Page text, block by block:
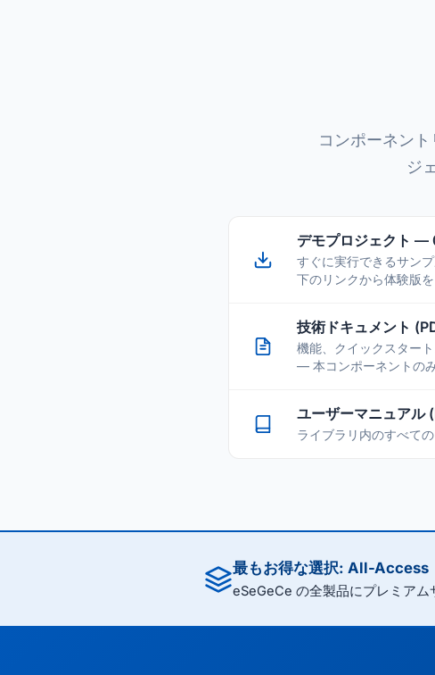
コンポーネン
ジ
デモプロジェクト
すぐに実行できるサン
下のリンクから体験版
技術ドキュメント
機能、クイックスター
— 本コンポーネントのみ
ユーザーマニュアル
ライブラリ内のすべて
最もお得な選択: All-Access
eSeGeCe の全製品にプレミアム